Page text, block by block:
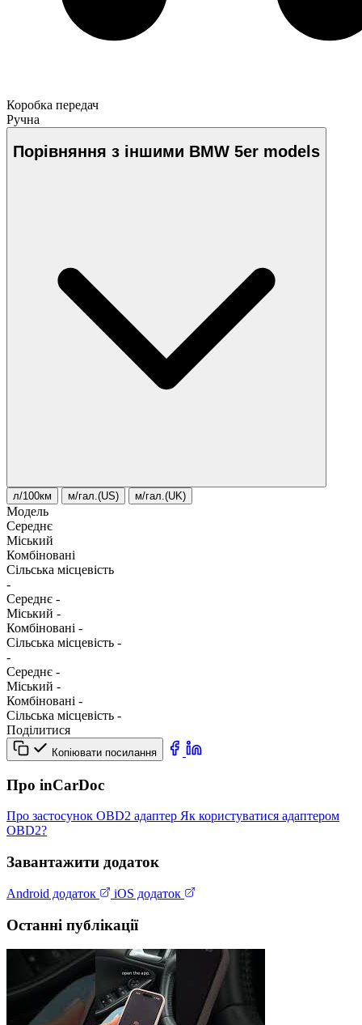
Коробка передач
Ручна
Порівняння з іншими BMW 5er models
л/100км м/гал.(US) м/гал.(UK)
Модель
Середнє
Міський
Комбіновані
Сільська місцевість
-
Середнє -
Міський -
Комбіновані -
Сільська місцевість -
-
Середнє -
Міський -
Комбіновані -
Сільська місцевість -
Поділитися
Копіювати посилання
Про inCarDoc
Про застосунок OBD2 адаптер Як користуватися адаптером
OBD2?
Завантажити додаток
Android додаток iOS додаток
Останні публікації